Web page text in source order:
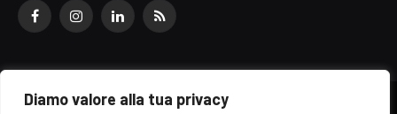
Diamo valore alla tua privacy
FacebookInstagramLinkedInRSS